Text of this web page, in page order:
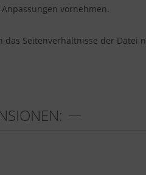
vornehmen.
Seitenverhältnisse der Datei